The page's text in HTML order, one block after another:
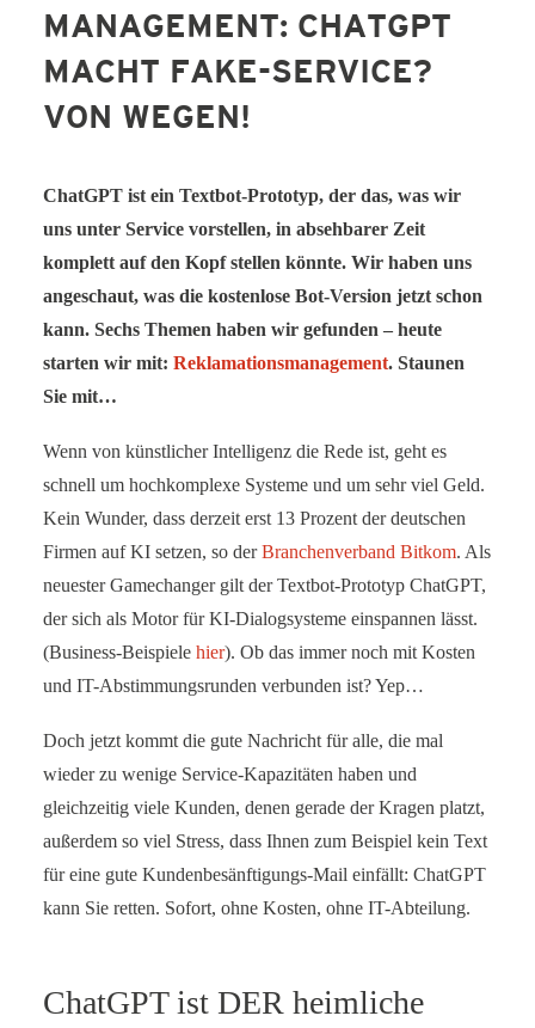
SERVICE-BLOG
BÜCHER
KONTAKT
MANAGEMENT: CHATGPT
MACHT FAKE-SERVICE?
VON WEGEN!
ChatGPT ist ein Textbot-Prototyp, der das, was wir
uns unter Service vorstellen, in absehbarer Zeit
komplett auf den Kopf stellen könnte. Wir haben uns
angeschaut, was die kostenlose Bot-Version jetzt schon
kann. Sechs Themen haben wir gefunden – heute
starten wir mit: Reklamationsmanagement. Staunen
Sie mit…
Wenn von künstlicher Intelligenz die Rede ist, geht es
schnell um hochkomplexe Systeme und um sehr viel Geld.
Kein Wunder, dass derzeit erst 13 Prozent der deutschen
Firmen auf KI setzen, so derBranchenverband Bitkom. Als
neuester Gamechanger gilt der Textbot-Prototyp ChatGPT,
der sich als Motor für KI-Dialogsysteme einspannen lässt.
(Business-Beispiele hier). Ob das immer noch mit Kosten
und IT-Abstimmungsrunden verbunden ist? Yep…
Doch jetzt kommt die gute Nachricht für alle, die mal
wieder zu wenige Service-Kapazitäten haben und
gleichzeitig viele Kunden, denen gerade der Kragen platzt,
außerdem so viel Stress, dass Ihnen zum Beispiel kein Text
für eine gute Kundenbesänftigungs-Mail einfällt: ChatGPT
kann Sie retten. Sofort, ohne Kosten, ohne IT-Abteilung.
ChatGPT ist DER heimliche